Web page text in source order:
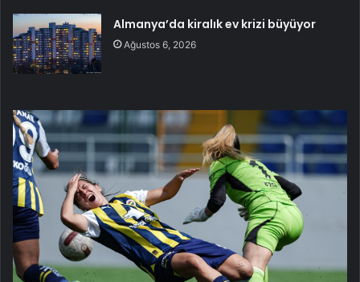
Almanya’da kiralık ev krizi büyüyor
Ağustos 6, 2026